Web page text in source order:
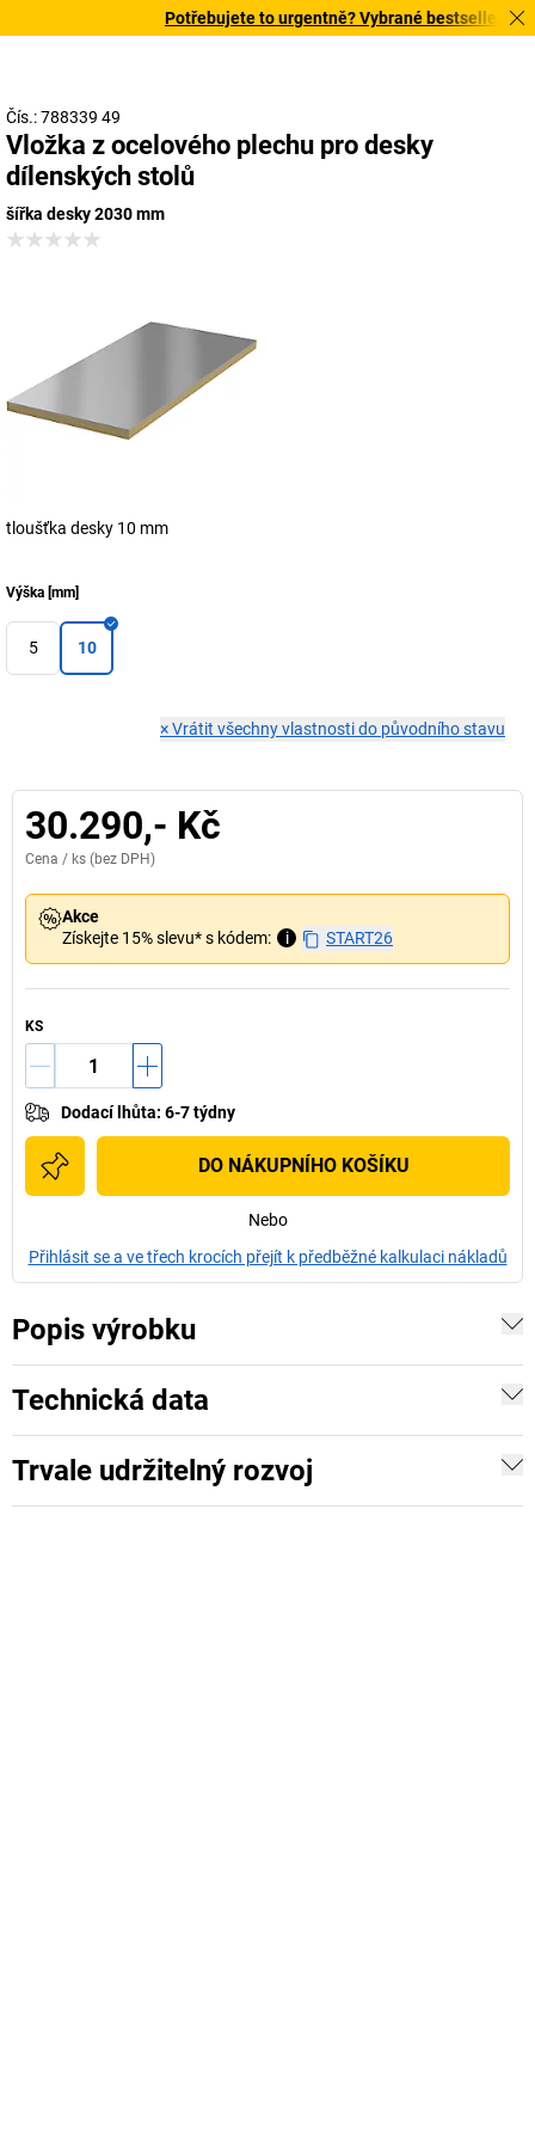
Potřebujete to urgentně? Vybrané bestsellery
Čís.: 788339 49
Vložka z ocelového plechu pro desky
dílenských stolů
šířka desky 2030 mm
tloušťka desky 10 mm
Výška [mm]
5 10
×Vrátit všechny vlastnosti do původního stavu
30.290,- Kč
Cena / ks (bez DPH)
Akce
Získejte 15% slevu* s kódem:
i START26
KS
Dodací lhůta: 6-7 týdny
DO NÁKUPNÍHO KOŠÍKU
Nebo
Přihlásit se a ve třech krocích přejít k předběžné kalkulaci nákladů
Popis výrobku
Technická data
Trvale udržitelný rozvoj